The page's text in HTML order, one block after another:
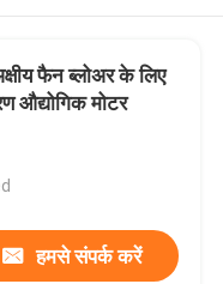
फैन ब्लोअर के लिए
औद्योगिक मोटर
हमसे संपर्क करें